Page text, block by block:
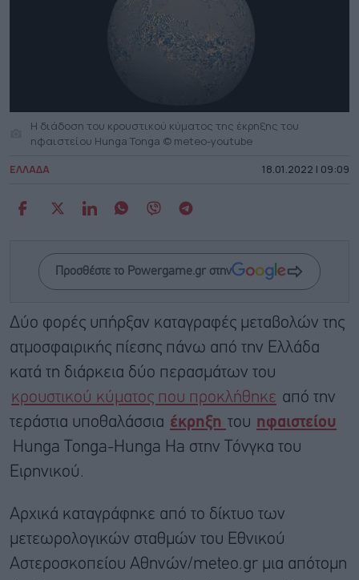
Η διάδοση του κρουστικού κύματος της έκρηξης του
ηφαιστείου Hunga Tonga © meteo-youtube
ΕΛΛΑΔΑ 18.01.2022 | 09:09
Προσθέστε το Powergame.gr στην
Δύο φορές υπήρξαν καταγραφές μεταβολών της
ατμοσφαιρικής πίεσης πάνω από την Ελλάδα
κατά τη διάρκεια δύο περασμάτων του
κρουστικού κύματος που προκλήθηκε από την
τεράστια υποθαλάσσια έκρηξη του ηφαιστείου
Hunga Tonga-Hunga Ha στην Τόνγκα του
Ειρηνικού.
Αρχικά καταγράφηκε από το δίκτυο των
μετεωρολογικών σταθμών του Εθνικού
Αστεροσκοπείου Αθηνών/meteo.gr μια απότομη